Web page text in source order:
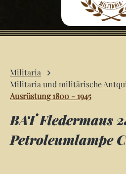
Militaria
Militaria und militärische
Ausrüstung 1800 - 1945
BAT Fledermaus
Petroleumlampe